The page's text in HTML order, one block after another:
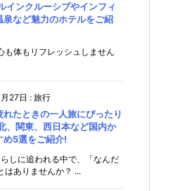
インクルーシブやインフィ
泉など魅力のホテルをご紹
も体もリフレッシュしません
27日 : 旅行
れたときの一人旅にぴったり
、関東、西日本など国内か
め5選をご紹介!
しに追われる中で、「なんだ
はありませんか？ ...